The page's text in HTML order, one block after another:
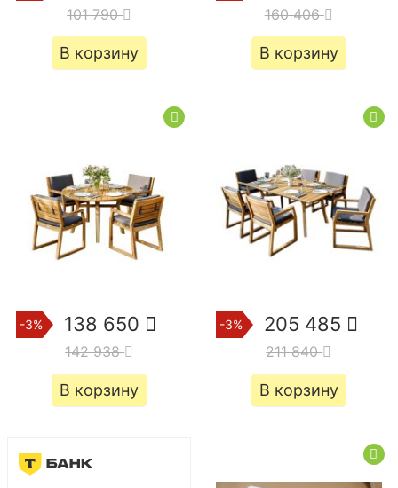
101 790
В корзину
160 406
В корзину
-3% 138 650
142 938
В корзину
-3% 205 485
211 840
В корзину